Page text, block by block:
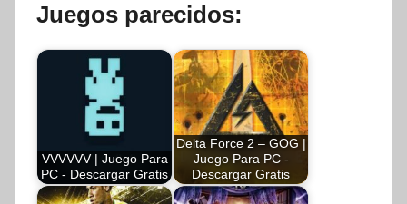
Juegos parecidos:
VVVVVV | Juego Para
PC - Descargar Gratis
Delta Force 2 – GOG |
Juego Para PC -
Descargar Gratis